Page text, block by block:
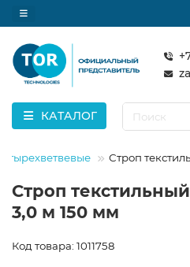
КАТАЛОГ
Строп
Строп текстильный
3,0 м 150 мм
Код товара: 1011758